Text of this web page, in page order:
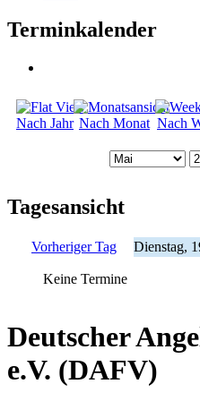
Terminkalender
Nach Jahr Nach Monat Nach
Tagesansicht
Vorheriger Tag Dienstag,
Keine Termine
Deutscher
e.V. (DAFV)